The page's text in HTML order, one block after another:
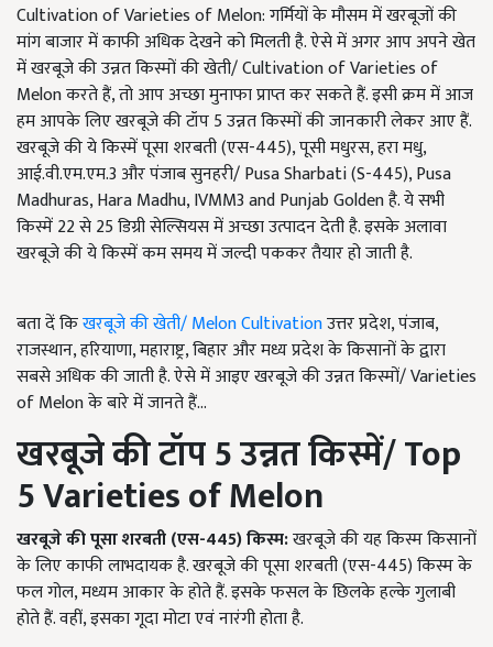
Cultivation of Varieties of Melon: गर्मियों के मौसम में खरबूजों की
मांग बाजार में काफी अधिक देखने को मिलती है. ऐसे में अगर आप अपने खेत
में खरबूजे की उन्नत किस्मों की खेती/ Cultivation of Varieties of
Melon करते हैं, तो आप अच्छा मुनाफा प्राप्त कर सकते हैं. इसी क्रम में आज
हम आपके लिए खरबूजे की टॉप 5 उन्नत किस्मों की जानकारी लेकर आए हैं.
खरबूजे की ये किस्में पूसा शरबती (एस-445), पूसी मधुरस, हरा मधु,
आई.वी.एम.एम.3 और पंजाब सुनहरी/ Pusa Sharbati (S-445), Pusa
Madhuras, Hara Madhu, IVMM3 and Punjab Golden है. ये सभी
किस्में 22 से 25 डिग्री सेल्सियस में अच्छा उत्पादन देती है. इसके अलावा
खरबूजे की ये किस्में कम समय में जल्दी पककर तैयार हो जाती है.
बता दें किखरबूजे की खेती/ Melon Cultivationउत्तर प्रदेश, पंजाब,
राजस्थान, हरियाणा, महाराष्ट्र, बिहार और मध्य प्रदेश के किसानों के द्वारा
सबसे अधिक की जाती है. ऐसे में आइए खरबूजे की उन्नत किस्मों/ Varieties
of Melon के बारे में जानते हैं...
खरबूजे की टॉप5उन्नत किस्में/Top
5Varieties of Melon
खरबूजे की पूसा शरबती (एस-445)किस्म:खरबूजे की यह किस्म किसानों
के लिए काफी लाभदायक है. खरबूजे की पूसा शरबती (एस-445) किस्म के
फल गोल, मध्यम आकार के होते हैं. इसके फसल के छिलके हल्के गुलाबी
होते हैं. वहीं, इसका गूदा मोटा एवं नारंगी होता है.